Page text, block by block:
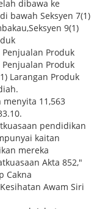
dibawa ke
bawah Seksyen 7(1)
9(1)
Penjualan Produk
Penjualan Produk
Larangan Produk
11,563
pendidikan
kaitan
mereka
Akta 852,"
Cakna
Awam Siri